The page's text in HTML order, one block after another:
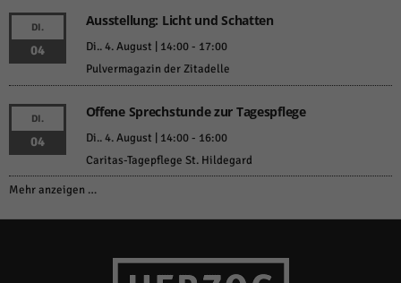
DI.
04
Ausstellung: Licht und Schatten
Di.. 4. August | 14:00- 17:00
Pulvermagazin der Zitadelle
DI.
04
Offene Sprechstunde zur Tagespflege
Di.. 4. August | 14:00- 16:00
Caritas-Tagepflege St. Hildegard
Mehr anzeigen …